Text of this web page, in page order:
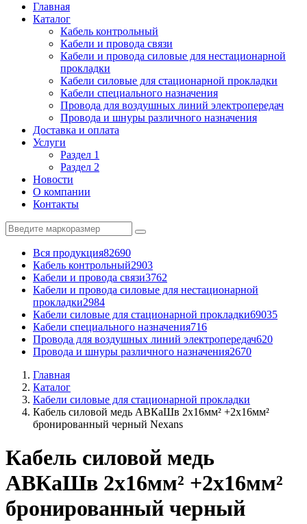
Главная
Каталог
Кабель контрольный
Кабели и провода связи
Кабели и провода силовые для нестационарной
прокладки
Кабели силовые для стационарной прокладки
Кабели специального назначения
Провода для воздушных линий электропередач
Провода и шнуры различного назначения
Доставка и оплата
Услуги
Раздел 1
Раздел 2
Новости
О компании
Контакты
Вся продукция82690
Кабель контрольный2903
Кабели и провода связи3762
Кабели и провода силовые для нестационарной
прокладки2984
Кабели силовые для стационарной прокладки69035
Кабели специального назначения716
Провода для воздушных линий электропередач620
Провода и шнуры различного назначения2670
Главная
Каталог
Кабели силовые для стационарной прокладки
Кабель силовой медь АВКаШв 2x16мм² +2x16мм²
бронированный черный Nexans
Кабель силовой медь
АВКаШв 2x16мм² +2x16мм²
бронированный черный